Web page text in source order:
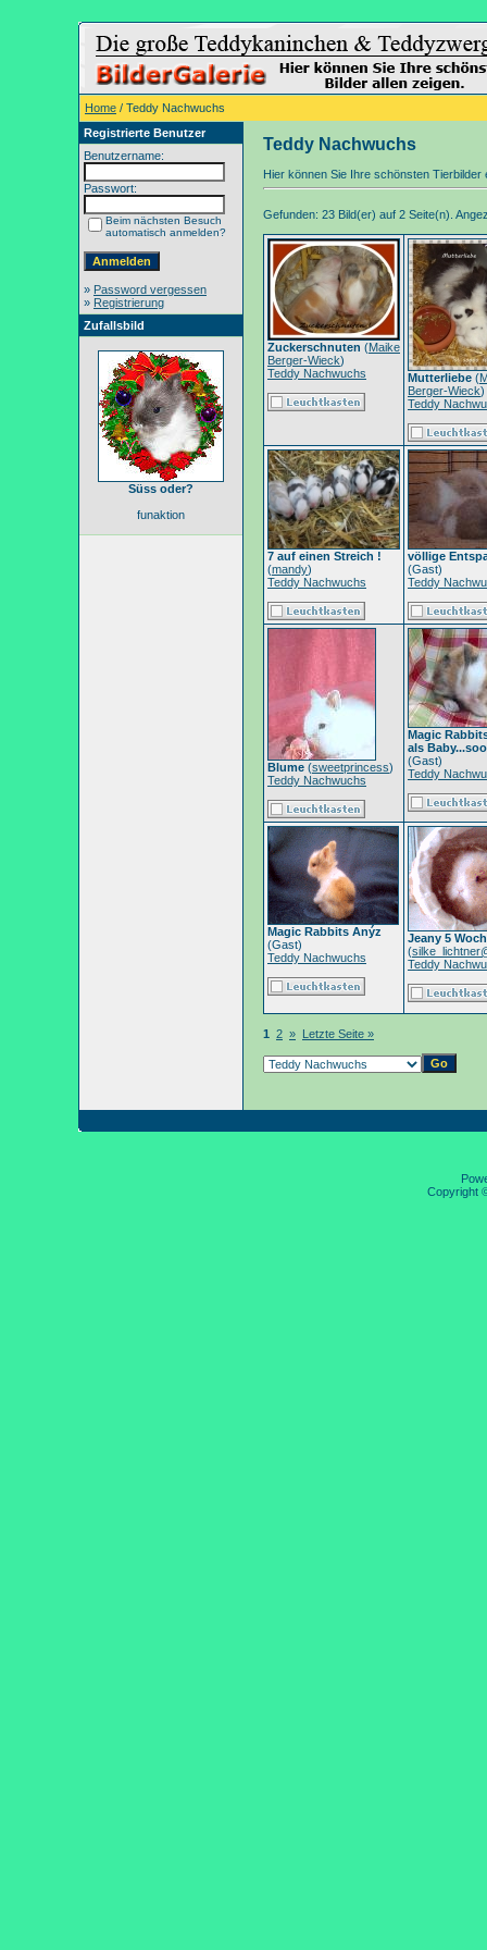
Home / Teddy Nachwuchs
Registrierte Benutzer
Benutzername:
Passwort:
Beim nächsten Besuch
automatisch anmelden?
» Password vergessen
» Registrierung
Zufallsbild
Süss oder?
funaktion
Teddy Nachwuchs
Hier können Sie Ihre schönsten Tierbilder
Gefunden: 23 Bild(er) auf 2 Seite(n).
Zuckerschnuten (Maike
Berger-Wieck)
Teddy Nachwuchs
Mutterliebe (
Berger-Wieck)
Teddy
7 auf einen Streich !
(mandy)
Teddy Nachwuchs
völlige
(Gast)
Teddy
Blume (sweetprincess)
Teddy Nachwuchs
Magic
als
(Gast)
Teddy
Magic Rabbits Anýz
(Gast)
Teddy Nachwuchs
Jeany 5
(
Teddy
1 2 » Letzte Seite »
Copyright